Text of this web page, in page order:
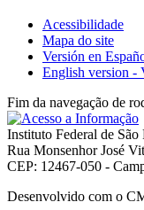
Acessibilidade
Mapa do site
Versión en
English version -
Fim da navegação de
Instituto Federal de
Rua Monsenhor José
CEP: 12467-050 -
Desenvolvido com o